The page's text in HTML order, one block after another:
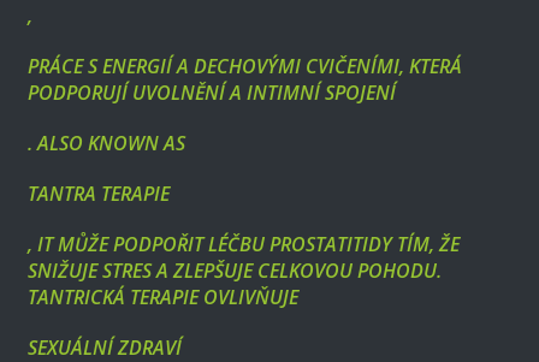
,
PRÁCE S ENERGIÍ A DECHOVÝMI CVIČENÍMI, KTERÁ
PODPORUJÍ UVOLNĚNÍ A INTIMNÍ SPOJENÍ
. ALSO KNOWN AS
TANTRA TERAPIE
, IT MŮŽE PODPOŘIT LÉČBU PROSTATITIDY TÍM, ŽE
SNIŽUJE STRES A ZLEPŠUJE CELKOVOU POHODU.
TANTRICKÁ TERAPIE OVLIVŇUJE
SEXUÁLNÍ ZDRAVÍ